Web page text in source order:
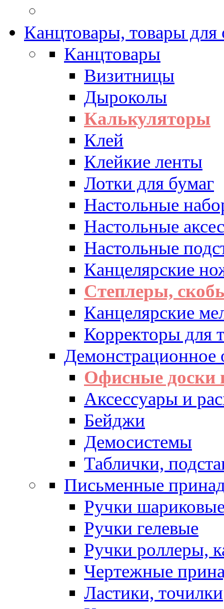
Канцтовары, товары для
Канцтовары
Визитницы
Дыроколы
Калькуляторы
Клей
Клейкие ленты
Лотки для бумаг
Настольные
Настольные
Настольные
Канцелярские
Степлеры,
Канцелярские
Корректоры для
Демонстрационное
Офисные доски
Аксессуары и
Бейджи
Демосистемы
Таблички,
Письменные
Ручки
Ручки гелевые
Ручки роллеры,
Чертежные
Ластики, точилки